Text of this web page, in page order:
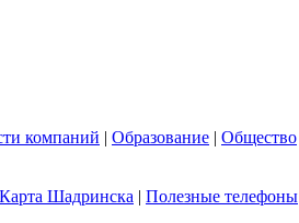
компаний | Образование | Общество
Карта Шадринска | Полезные телефоны